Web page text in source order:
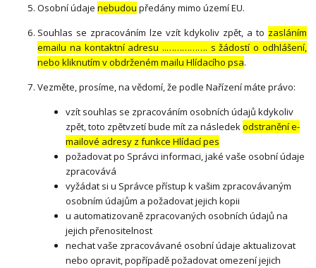
Osobní údajenebudou předány mimo území EU.
Souhlas se zpracováním lze vzít kdykoliv zpět, a to zasláním
emailu na kontaktní adresu ..……………. s žádostí o odhlášení,
nebo kliknutím v obdrženém mailu Hlídacího psa.
Vezměte, prosíme, na vědomí, že podle Nařízení máte právo:
vzít souhlas se zpracováním osobních údajů kdykoliv
zpět, toto zpětvzetí bude mít za následekodstranění e-
mailové adresy z funkce Hlídací pes
požadovat po Správci informaci, jaké vaše osobní údaje
zpracovává
vyžádat si u Správce přístup k vašim zpracovávaným
osobním údajům a požadovat jejich kopii
u automatizovaně zpracovaných osobních údajů na
jejich přenositelnost
nechat vaše zpracovávané osobní údaje aktualizovat
nebo opravit, popřípadě požadovat omezení jejich